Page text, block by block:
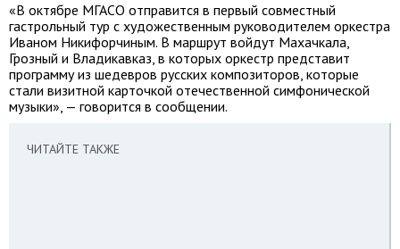
«В октябре МГАСО отправится в первый совместный
гастрольный тур с художественным руководителем оркестра
Иваном Никифорчиным. В маршрут войдут Махачкала,
Грозный и Владикавказ, в которых оркестр представит
программу из шедевров русских композиторов, которые
стали визитной карточкой отечественной симфонической
музыки», — говорится в сообщении.
ЧИТАЙТЕ ТАКЖЕ